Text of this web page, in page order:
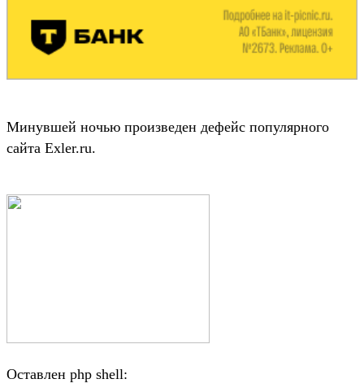
Минувшей ночью произведен дефейс популярного
сайта Exler.ru.
Оставлен php shell: